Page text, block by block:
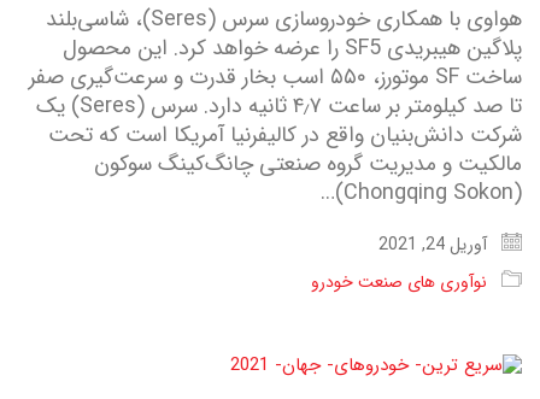
هواوی با همکاری خودروسازی سرس (Seres)، شاسی‌بلند
پلاگین هیبریدی SF5 را عرضه خواهد کرد. این محصول
ساخت SF موتورز، ۵۵۰ اسب بخار قدرت و سرعت‌گیری صفر
تا صد کیلومتر بر ساعت ۴٫۷ ثانیه دارد. سرس (Seres) یک
شرکت دانش‌بنیان واقع در کالیفرنیا آمریکا است که تحت
مالکیت و مدیریت گروه صنعتی چانگ‌کینگ سوکون
(Chongqing Sokon)…
آوریل 24, 2021
نوآوری های صنعت خودرو